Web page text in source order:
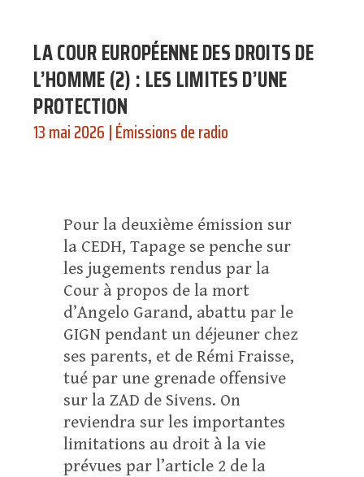
LA COUR EUROPÉENNE DES DROITS DE
L’HOMME (2) : LES LIMITES D’UNE
PROTECTION
13 mai 2026 |Émissions de radio
Pour la deuxième émission sur
la CEDH, Tapage se penche sur
les jugements rendus par la
Cour à propos de la mort
d’Angelo Garand, abattu par le
GIGN pendant un déjeuner chez
ses parents, et de Rémi Fraisse,
tué par une grenade offensive
sur la ZAD de Sivens. On
reviendra sur les importantes
limitations au droit à la vie
prévues par l’article 2 de la